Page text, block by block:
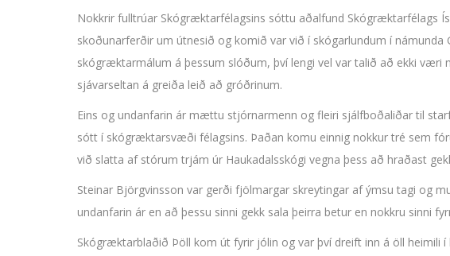
Nokkrir fulltrúar Skógræktarfélagsins sóttu aðalfund Skógræktarfélags
skoðunarferðir um útnesið og komið var við í skógarlundum í
skógræktarmálum á þessum slóðum, því lengi vel var talið að ekki
sjávarseltan á greiða leið að gróðrinum.
Eins og undanfarin ár mættu stjórnarmenn og fleiri sjálfboðaliðar til
sótt í skógræktarsvæði félagsins. Þaðan komu einnig nokkur tré sem
við slatta af stórum trjám úr Haukadalsskógi vegna þess að hraðast
Steinar Björgvinsson var gerði fjölmargar skreytingar af ýmsu tagi og
undanfarin ár en að þessu sinni gekk sala þeirra betur en nokkru sinni
Skógræktarblaðið Þöll kom út fyrir jólin og var því dreift inn á öll heimili